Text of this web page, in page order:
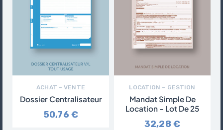
ACHAT – VENTE
Dossier Centralisateur
50,76 €
LOCATION – GESTION
Mandat Simple De
Location - Lot De 25
32,28 €